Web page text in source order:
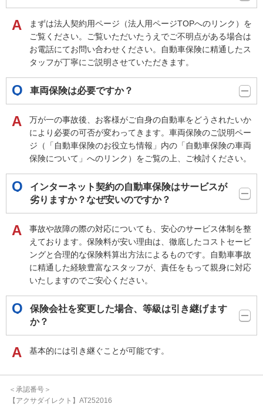
まずは法人契約用ページ（法人用ページTOPへのリンク）を
ご覧ください。ご覧いただいたうえでご不明点がある場合は
お電話にてお問い合わせください。自動車保険に精通したス
タッフが丁寧にご説明させていただきます。
車両保険は必要ですか？
万が一の事故後、お客様がご自身の自動車をどうされたいか
により必要の可否が変わってきます。車両保険のご説明ペー
ジ（「自動車保険のお役立ち情報」内の「自動車保険の車両
保険について」へのリンク）をご覧の上、ご検討ください。
インターネット契約の自動車保険はサービスが
劣りますか？なぜ安いのですか？
事故や故障の際の対応についても、安心のサービス体制を整
えております。保険料が安い理由は、徹底したコストセービ
ングと合理的な保険料算出方法によるものです。自動車事故
に精通した経験豊富なスタッフが、責任をもって親身に対応
いたしますのでご安心ください。
保険会社を変更した場合、等級は引き継げます
か？
基本的には引き継ぐことが可能です。
＜承認番号＞
【アクサダイレクト】AT252016